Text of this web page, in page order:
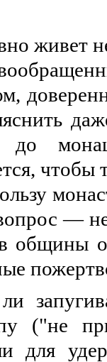
живет
до
чтобы
—
общины
("не
для